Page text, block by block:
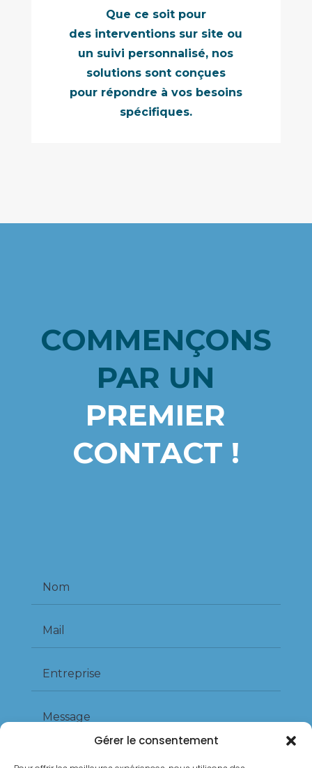
Gérer le consentement
Que ce soit pour
des interventions sur site ou
un suivi personnalisé, nos
solutions sont conçues
pour répondre à vos besoins
spécifiques.
COMMENÇONS
PAR UN
PREMIER
CONTACT !